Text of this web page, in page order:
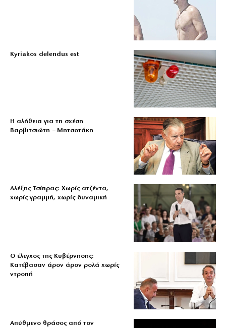
Kyriakos delendus est
Η αλήθεια για τη σχέση
Βαρβιτσιώτη – Μητσοτάκη
Αλέξης Τσίπρας: Χωρίς ατζέντα,
χωρίς γραμμή, χωρίς δυναμική
Ο έλεγχος της Κυβέρνησης:
Κατέβασαν άρον άρον ρολά χωρίς
ντροπή
Απύθμενο θράσος από τον